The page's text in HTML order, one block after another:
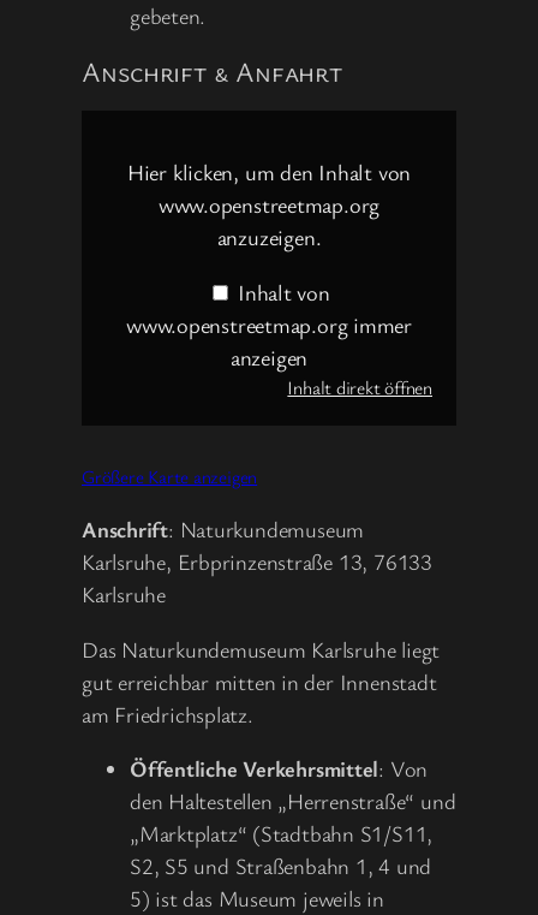
gebeten.
Anschrift & Anfahrt
anzeigenHier klicken, um den Inhalt von
www.openstreetmap.org
anzuzeigen.
Inhalt von
www.openstreetmap.org immer
anzeigen
Inhalt direkt öffnen
Größere Karte anzeigen
Anschrift: Naturkundemuseum
Karlsruhe, Erbprinzenstraße 13, 76133
Karlsruhe
Das Naturkundemuseum Karlsruhe liegt
gut erreichbar mitten in der Innenstadt
am Friedrichsplatz.
Öffentliche Verkehrsmittel: Von
den Haltestellen „Herrenstraße“ und
„Marktplatz“ (Stadtbahn S1/S11,
S2, S5 und Straßenbahn 1, 4 und
5) ist das Museum jeweils in